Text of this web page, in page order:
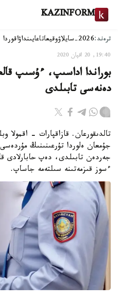
KAZINFORM
ترەند:2026-سايلاۋ وقيعاتاعايىنداۋاقوردا
19:40, 20 اقپان 2020
بوراندا اداسىپ، ءۇسىپ
دەنەسى تابىلدى
تالدىقورعان. قازاقپارات – اقمولا
جەردەن تابىلدى، دەپ حابارلادى
ءسوز قىزمەتىنە سىلتەمە جاساپ.